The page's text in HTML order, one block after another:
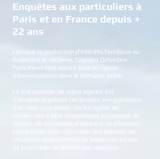
Enquêtes aux particuliers à
Paris et en France depuis +
22 ans
Lorsque la protection d'intérêts familiaux ou
financiers le réclame, l'agence Détective
Paris Fondrillon assure tous les types
d'investigations dans le domaine privé.
Le but premier de notre agence est
d'amener la preuve nécessaire aux questions
que vous vous posez. Qu'il s'agisse de
recherches à titre uniquement personnel, de